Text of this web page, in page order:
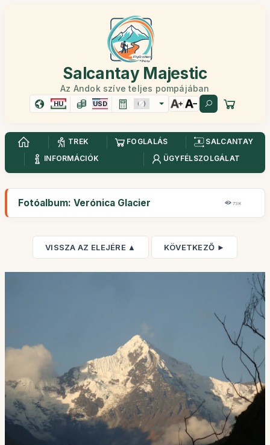
Salcantay Majestic
Az Andok szíve teljes pompájában
HU USD
TREK FOGLALÁS
SALCANTAY
INFORMÁCIÓK
ÜGYFÉLSZOLGÁLAT
Fotóalbum: Verónica Glacier 73K
VISSZA AZ ELEJÉRE ▲ KÖVETKEZŐ ►